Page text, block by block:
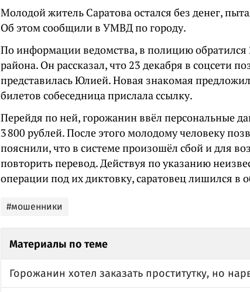
Молодой житель Саратова остался без денег,
Об этом сообщили в УМВД по городу.
По информации ведомства, в полицию
района. Он рассказал, что 23 декабря в соцсети
представилась Юлией. Новая знакомая
билетов собеседница прислала ссылку.
Перейдя по ней, горожанин ввёл персональные
3 800 рублей. После этого молодому человеку
пояснили, что в системе произошёл сбой и для
повторить перевод. Действуя по указанию
операции под их диктовку, саратовец лишился в
#мошенники
Материалы по теме
Горожанин хотел заказать проститутку, но